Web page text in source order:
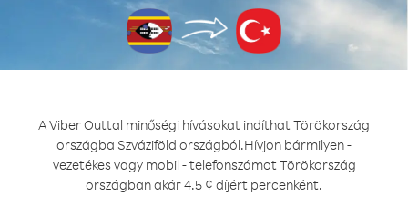
A Viber Outtal minőségi hívásokat indíthat Törökország
országba Szváziföld országból.Hívjon bármilyen -
vezetékes vagy mobil - telefonszámot Törökország
országban akár 4.5 ¢ díjért percenként.